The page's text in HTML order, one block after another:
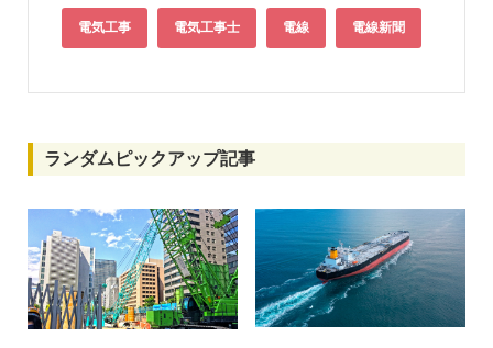
電気工事 電気工事士 電線 電線新聞
ランダムピックアップ記事